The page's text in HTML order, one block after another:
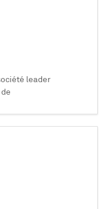
de 450
leader
14001, EN
de 500
SA dév